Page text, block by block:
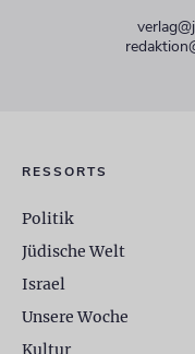
RESSORTS
Politik
Jüdische Welt
Israel
Unsere Woche
Kultur